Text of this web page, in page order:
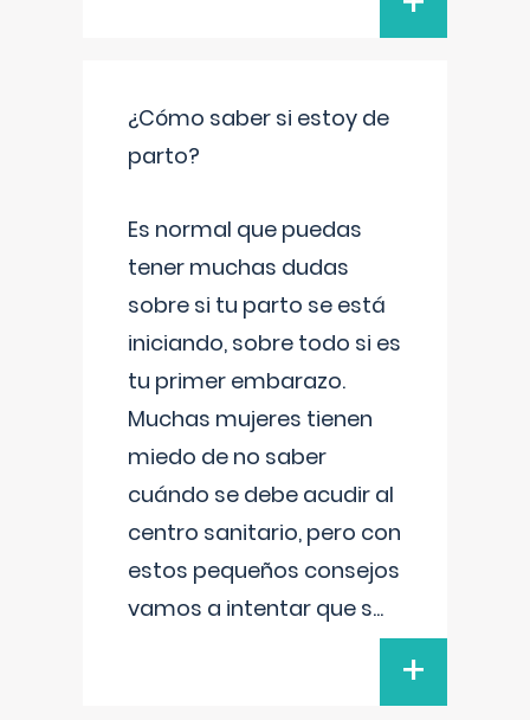
¿Cómo saber si estoy de
parto?
Es normal que puedas
tener muchas dudas
sobre si tu parto se está
iniciando, sobre todo si es
tu primer embarazo.
Muchas mujeres tienen
miedo de no saber
cuándo se debe acudir al
centro sanitario, pero con
estos pequeños consejos
vamos a intentar que s...
+